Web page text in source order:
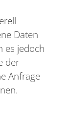
Daten
es jedoch
der
Anfrage